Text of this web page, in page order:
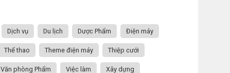
Dịch vụ Du lịch Dược Phẩm Điện máy
Thể thao Theme điện máy Thiệp cưới
Văn phòng Phẩm Việc làm Xây dựng